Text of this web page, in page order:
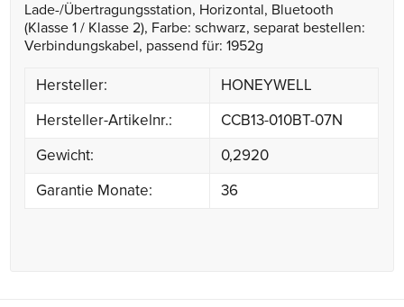
Lade-/Übertragungsstation, Horizontal, Bluetooth
(Klasse 1 / Klasse 2), Farbe: schwarz, separat bestellen:
Verbindungskabel, passend für: 1952g
Hersteller:
HONEYWELL
Hersteller-Artikelnr.:
CCB13-010BT-07N
Gewicht:
0,2920
Garantie Monate:
36